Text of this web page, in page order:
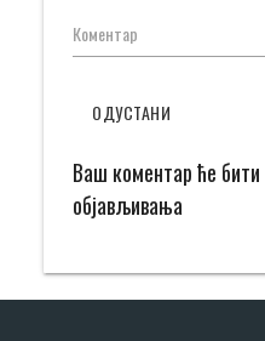
Коментар
ОДУСТАНИ
Ваш коментар ће бити
објављивања